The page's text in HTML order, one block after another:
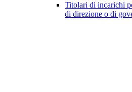
Titolari di incarichi
di direzione o di